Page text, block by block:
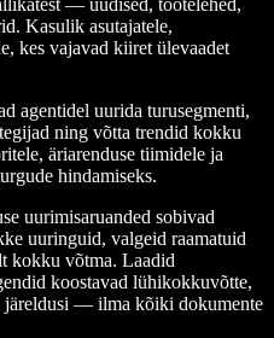
— uudised, tootelehed,
Kasulik asutajatele,
kes vajavad kiiret ülevaadet
agentidel uurida turusegmenti,
ning võtta trendid kokku
äriarenduse tiimidele ja
hindamiseks.
uurimisaruanded sobivad
uuringuid, valgeid raamatuid
kokku võtma. Laadid
koostavad lühikokkuvõtte,
järeldusi — ilma kõiki dokumente